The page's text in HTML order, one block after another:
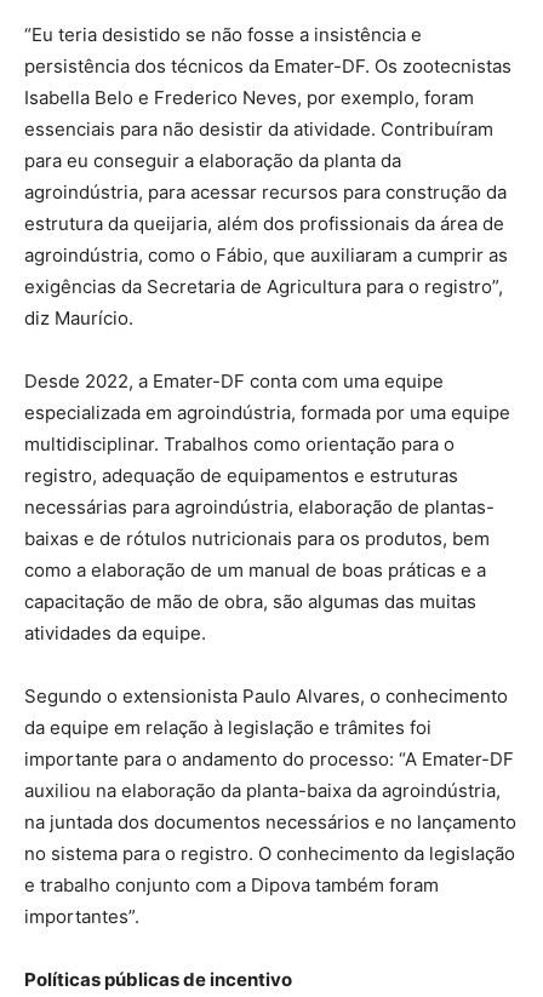
“Eu teria desistido se não fosse a insistência e
persistência dos técnicos da Emater-DF. Os zootecnistas
Isabella Belo e Frederico Neves, por exemplo, foram
essenciais para não desistir da atividade. Contribuíram
para eu conseguir a elaboração da planta da
agroindústria, para acessar recursos para construção da
estrutura da queijaria, além dos profissionais da área de
agroindústria, como o Fábio, que auxiliaram a cumprir as
exigências da Secretaria de Agricultura para o registro”,
diz Maurício.
Desde 2022, a Emater-DF conta com uma equipe
especializada em agroindústria, formada por uma equipe
multidisciplinar. Trabalhos como orientação para o
registro, adequação de equipamentos e estruturas
necessárias para agroindústria, elaboração de plantas-
baixas e de rótulos nutricionais para os produtos, bem
como a elaboração de um manual de boas práticas e a
capacitação de mão de obra, são algumas das muitas
atividades da equipe.
Segundo o extensionista Paulo Alvares, o conhecimento
da equipe em relação à legislação e trâmites foi
importante para o andamento do processo: “A Emater-DF
auxiliou na elaboração da planta-baixa da agroindústria,
na juntada dos documentos necessários e no lançamento
no sistema para o registro. O conhecimento da legislação
e trabalho conjunto com a Dipova também foram
importantes”.
Políticas públicas de incentivo